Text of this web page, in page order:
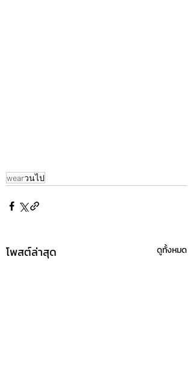
wearวนไป
โพสต์ล่าสุด ดูทั้งหมด